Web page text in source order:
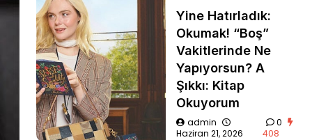
Yine Hatırladık:
Okumak! “Boş”
Vakitlerinde Ne
Yapıyorsun? A
Şıkkı: Kitap
Okuyorum
admin
Haziran 21, 2026
0
408